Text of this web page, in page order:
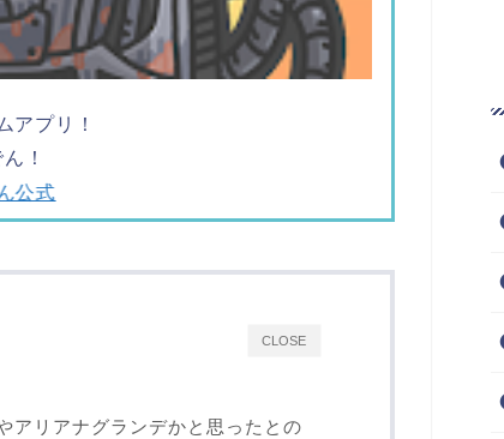
アプリ！
！
公式
CLOSE
アリアナグランデかと思ったとの